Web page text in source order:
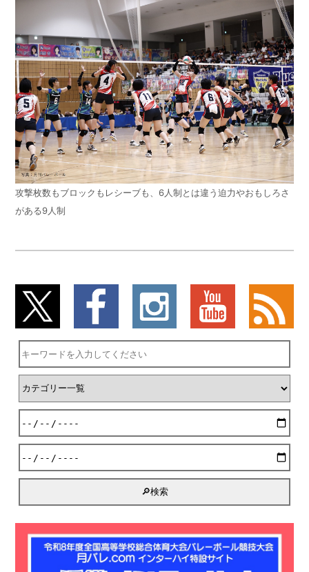
攻撃枚数もブロックもレシーブも、6人制とは違う迫力やおもしろさ
がある9人制